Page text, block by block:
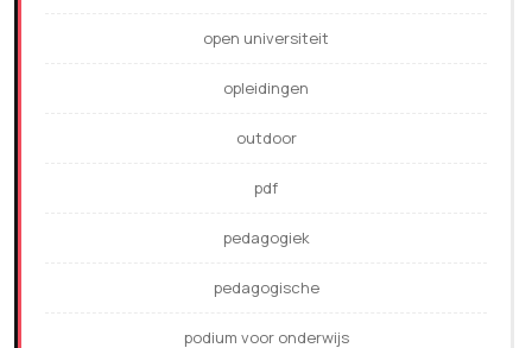
open universiteit
opleidingen
outdoor
pdf
pedagogiek
pedagogische
podium voor onderwijs